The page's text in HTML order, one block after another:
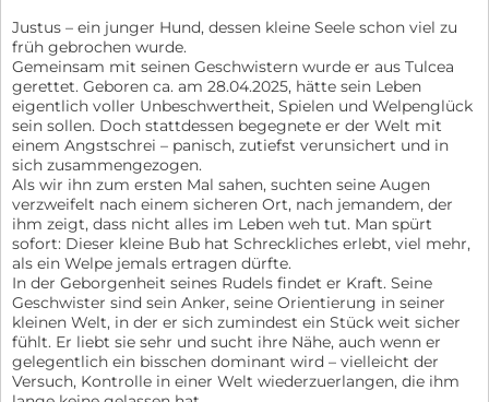
Justus – ein junger Hund, dessen kleine Seele schon viel zu
früh gebrochen wurde.
Gemeinsam mit seinen Geschwistern wurde er aus Tulcea
gerettet. Geboren ca. am 28.04.2025, hätte sein Leben
eigentlich voller Unbeschwertheit, Spielen und Welpenglück
sein sollen. Doch stattdessen begegnete er der Welt mit
einem Angstschrei – panisch, zutiefst verunsichert und in
sich zusammengezogen.
Als wir ihn zum ersten Mal sahen, suchten seine Augen
verzweifelt nach einem sicheren Ort, nach jemandem, der
ihm zeigt, dass nicht alles im Leben weh tut. Man spürt
sofort: Dieser kleine Bub hat Schreckliches erlebt, viel mehr,
als ein Welpe jemals ertragen dürfte.
In der Geborgenheit seines Rudels findet er Kraft. Seine
Geschwister sind sein Anker, seine Orientierung in seiner
kleinen Welt, in der er sich zumindest ein Stück weit sicher
fühlt. Er liebt sie sehr und sucht ihre Nähe, auch wenn er
gelegentlich ein bisschen dominant wird – vielleicht der
Versuch, Kontrolle in einer Welt wiederzuerlangen, die ihm